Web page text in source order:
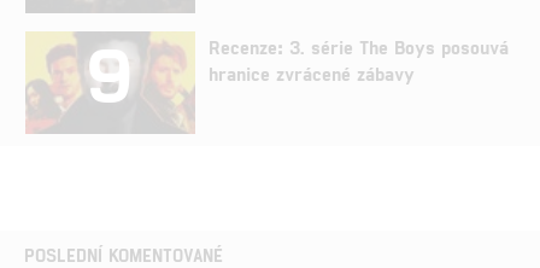
9
Recenze: 3. série The Boys posouvá
hranice zvrácené zábavy
POSLEDNÍ KOMENTOVANÉ